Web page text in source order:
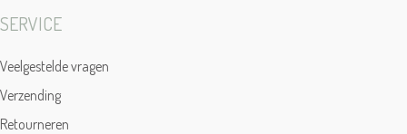
SERVICE
Veelgestelde vragen
Verzending
Retourneren